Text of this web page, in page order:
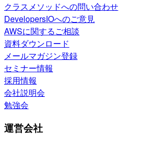
クラスメソッドへの問い合わせ
DevelopersIOへのご意見
AWSに関するご相談
資料ダウンロード
メールマガジン登録
セミナー情報
採用情報
会社説明会
勉強会
運営会社